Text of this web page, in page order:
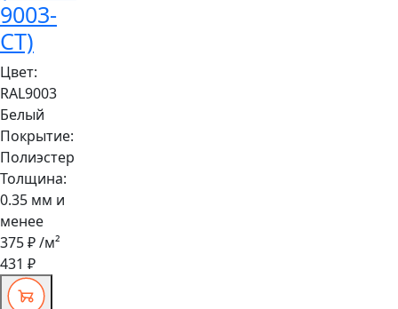
9003-
СТ)
Цвет:
RAL9003
Белый
Покрытие:
Полиэстер
Толщина:
0.35 мм и
менее
375 ₽/м²
431 ₽